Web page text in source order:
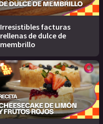
Irresistibles facturas
rellenas de dulce de
membrillo